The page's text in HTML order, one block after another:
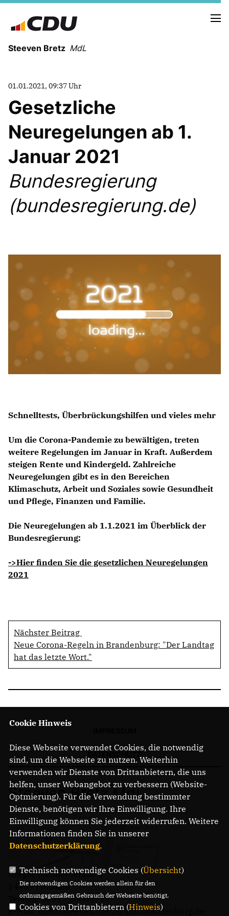
Steeven Bretz MdL
VITA
WAHLKREISBESUCHE
PRESSEFOTOS
MEIN BÜRGERBÜRO
MEIN WAHLKREIS
ZIELE
CDU Deutschland
CDU Fraktion im Brandenburger Landtag
CDU Brandenburg
CDU Potsdam
01.01.2021, 09:37 Uhr
Gesetzliche
Neuregelungen ab 1.
Januar 2021
Bundesregierung
(bundesregierung.de)
Schnelltests, Überbrückungshilfen und vieles mehr
Um die Corona-Pandemie zu bewältigen, treten
weitere Regelungen im Januar in Kraft. Außerdem
steigen Rente und Kindergeld. Zahlreiche
Neuregelungen gibt es in den Bereichen
Klimaschutz, Arbeit und Soziales sowie Gesundheit
und Pflege, Finanzen und Familie.
Die Neuregelungen ab 1.1.2021 im Überblick der
Bundesregierung:
->Hier finden Sie die gesetzlichen Neuregelungen
2021
Nächster Beitrag
Neue Corona-Regeln in Brandenburg: "Der Landtag
hat das letzte Wort."
Steeven Bretz MdL
Gregor-Mendel-Straße 3
14469 Potsdam
Telefon: 0331 - 20085713
E-Mail: buero.steeven.bretz@mdl.brandenburg.de
Cookie Hinweis
Diese Webseite verwendet Cookies, die notwendig
sind, um die Webseite zu nutzen. Weiterhin
verwenden wir Dienste von Drittanbietern, die uns
helfen, unser Webangebot zu verbessern (Website-
Optmierung). Für die Verwendung bestimmter
Dienste, benötigen wir Ihre Einwilligung. Ihre
Einwilligung können Sie jederzeit widerrufen. Weitere
Informationen finden Sie in unserer
Datenschutzerklärung.
Technisch notwendige Cookies (Übersicht)
Die notwendigen Cookies werden allein für den
ordnungsgemäßen Gebrauch der Webseite benötigt.
Cookies von Drittanbietern (Hinweis)